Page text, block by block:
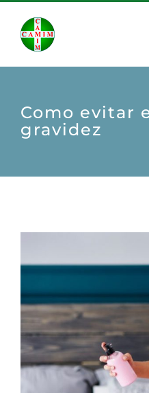
Como evitar
gravidez